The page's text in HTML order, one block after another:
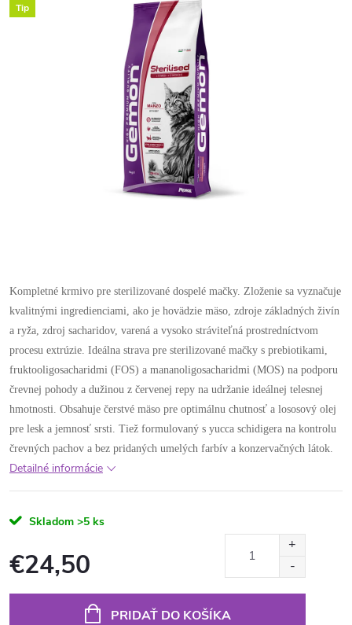
Tip
Kompletné krmivo pre sterilizované dospelé mačky. Zloženie sa vyznačuje
kvalitnými ingredienciami, ako je hovädzie mäso, zdroje základných živín
a ryža, zdroj sacharidov, varená a vysoko stráviteľná prostredníctvom
procesu extrúzie. Ideálna strava pre sterilizované mačky s prebiotikami,
fruktooligosacharidmi (FOS) a mananoligosacharidmi (MOS) na podporu
črevnej pohody a dužinou z červenej repy na udržanie ideálnej telesnej
hmotnosti. Obsahuje čerstvé mäso pre optimálnu chutnosť a lososový olej
pre lesk a jemnosť srsti. Tiež formulovaný s yucca schidigera na kontrolu
črevných pachov a bez pridaných umelých farbív a konzervačných látok.
Detailné informácie
Skladom >5 ks
€24,50
PRIDAŤ DO KOŠÍKA